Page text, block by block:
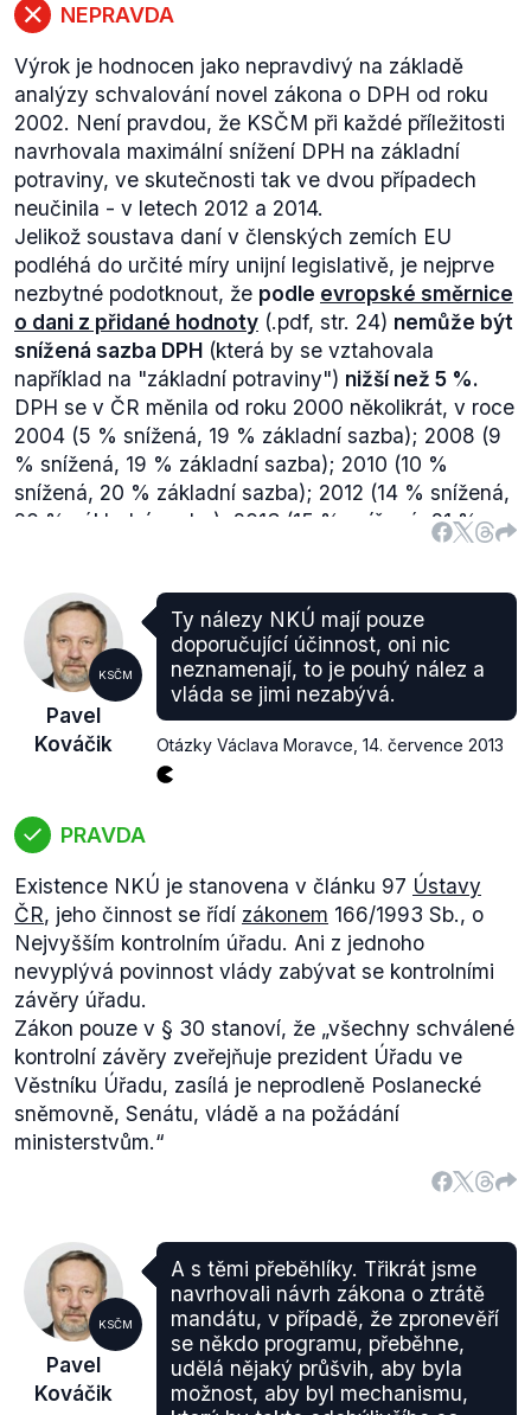
NEPRAVDA
Výrok je hodnocen jako nepravdivý na základě
analýzy schvalování novel zákona o DPH od roku
2002. Není pravdou, že KSČM při každé příležitosti
navrhovala maximální snížení DPH na základní
potraviny, ve skutečnosti tak ve dvou případech
neučinila - v letech 2012 a 2014.
Jelikož soustava daní v členských zemích EU
podléhá do určité míry unijní legislativě, je nejprve
nezbytné podotknout, že podle evropské směrnice
o dani z přidané hodnoty (.pdf, str. 24) nemůže být
snížená sazba DPH (která by se vztahovala
například na "základní potraviny") nižší než 5 %.
DPH se v ČR měnila od roku 2000 několikrát, v roce
2004 (5 % snížená, 19 % základní sazba); 2008 (9
% snížená, 19 % základní sazba); 2010 (10 %
snížená, 20 % základní sazba); 2012 (14 % snížená,
20 % základní sazba); 2013 (15 % snížená, 21 %
základní sazba) a 2015 (15 % a 10 % dvě snížené
Pokud se podíváme na návrhy, které měli poslanci
KSČM k návrhům zákonů, měnící tyto sazby,
zjistíme, že:
V roce2004byl schválen zákon č.235/2004 Sb.
dani z přidané hodnoty. Ten sice neznamenal
zvýšení sazeb, naopak, základní sazba poklesla z 22
na 19 %, v rámci implementace evropské legislativy
snížené do základní sazby. Pozornost
služeb.Návrh, který předkládal tehdejší ministr
financí Bohuslav Sobotka, čelil zejména kritice
tehdy opozičníODS, růst nepřímých daní ale
kritizoval také poslanec KSČMJiří Dolejš.
Pozměňovací návrh však nepadnul, nicméně
potraviny ani nemohly být nižší sazbou zatíženy.
Ve třetím čtení pak poslankyně KSČMZuzka
Rujbrová upozornila na petici, ve které petenti
vyjadřují nesouhlas se zvýšením daně z přidané
hodnoty z 5 na 19 % u hoteliérské a restaurační
sazby zařazeny být musely.
V roce2007 byla změna DPH součástí tzv.zákona
o stabilizaci veřejných rozpočtů, kde se kromě
zvýšení snížené sazby z 5 na 9 % schvalovaly
změny u řady dalších daní a k tomu také směřovala
velká část vystoupení na plénu i pozměňovacích
KSČM
Pavel
Kováčik
Ty nálezy NKÚ mají pouze
doporučující účinnost, oni nic
neznamenají, to je pouhý nález a
vláda se jimi nezabývá.
Otázky Václava Moravce 14. července 2013
PRAVDA
Existence NKÚ je stanovena v článku 97 Ústavy
ČR, jeho činnost se řídí zákonem 166/1993 Sb., o
Nejvyšším kontrolním úřadu. Ani z jednoho
nevyplývá povinnost vlády zabývat se kontrolními
závěry úřadu.
Zákon pouze v § 30 stanoví, že „všechny schválené
kontrolní závěry zveřejňuje prezident Úřadu ve
Věstníku Úřadu, zasílá je neprodleně Poslanecké
sněmovně, Senátu, vládě a na požádání
ministerstvům.“
KSČM
Pavel
Kováčik
A s těmi přeběhlíky. Třikrát jsme
navrhovali návrh zákona o ztrátě
mandátu, v případě, že zpronevěří
se někdo programu, přeběhne,
udělá nějaký průšvih, aby byla
možnost, aby byl mechanismu,